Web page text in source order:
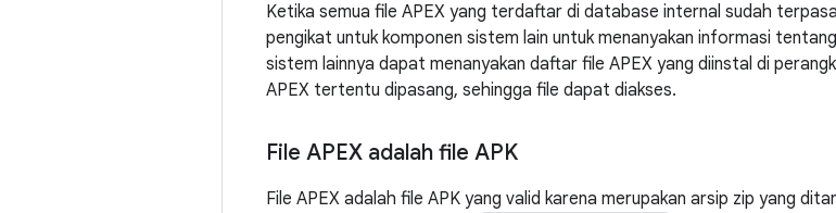
Ketika semua file APEX yang terdaftar di database internal sudah
pengikat untuk komponen sistem lain untuk menanyakan informasi
sistem lainnya dapat menanyakan daftar file APEX yang diinstal di
APEX tertentu dipasang, sehingga file dapat diakses.
File APEX adalah file APK
File APEX adalah file APK yang valid karena merupakan arsip zip yang